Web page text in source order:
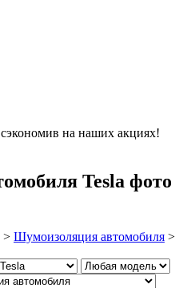
на наших акциях!
Tesla фото
> Шумоизоляция автомобиля >